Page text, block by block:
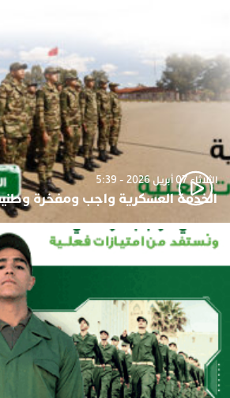
الثلاثاء 07 أبريل 2026 - 5:39
الخدمة العسكرية واجب ومفخرة وطنية